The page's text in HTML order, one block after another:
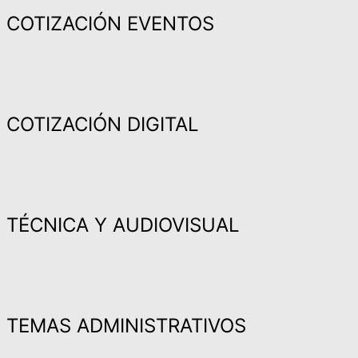
COTIZACIÓN EVENTOS
COTIZACIÓN DIGITAL
TÉCNICA Y AUDIOVISUAL
TEMAS ADMINISTRATIVOS